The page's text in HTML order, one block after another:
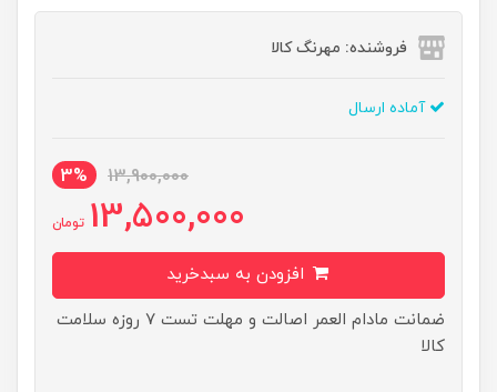
فروشنده: مهرنگ کالا
آماده ارسال
13,900,000
3%
13,500,000 تومان
ضمانت مادام العمر اصالت و مهلت تست ۷ روزه سلامت
کالا